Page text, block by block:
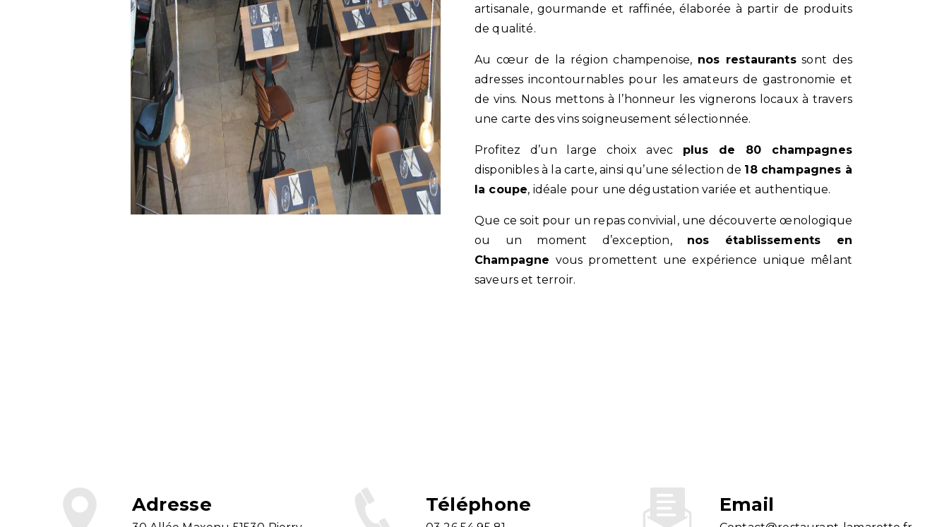
artisanale, gourmande et raffinée, élaborée à partir de produits
de qualité.
Au cœur de la région champenoise, nos restaurantssont des
adresses incontournables pour les amateurs de gastronomie et
de vins. Nous mettons à l’honneur les vignerons locaux à travers
une carte des vins soigneusement sélectionnée.
Profitez d’un large choix avec plus de 80 champagnes
disponibles à la carte, ainsi qu’une sélection de 18 champagnes à
la coupe, idéale pour une dégustation variée et authentique.
Que ce soit pour un repas convivial, une découverte œnologique
ou un moment d’exception, nos établissements en
Champagne vous promettent une expérience unique mêlant
saveurs et terroir.
Adresse Téléphone Email